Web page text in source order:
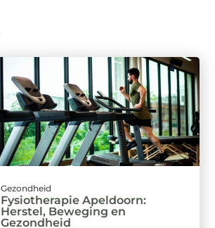
Gezondheid
Fysiotherapie Apeldoorn:
Herstel, Beweging en
Gezondheid